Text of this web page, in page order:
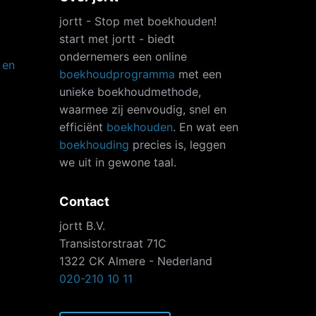
jortt - Stop met boekhouden!
start met jortt - biedt
ondernemers een online
boekhoudprogramma met een
unieke boekhoudmethode,
waarmee zij eenvoudig, snel en
efficiënt boekhouden. En wat een
boekhouding precies is, leggen
we uit in gewone taal.
Contact
jortt B.V.
Transistorstraat 71C
1322 CK Almere - Nederland
020-210 10 11